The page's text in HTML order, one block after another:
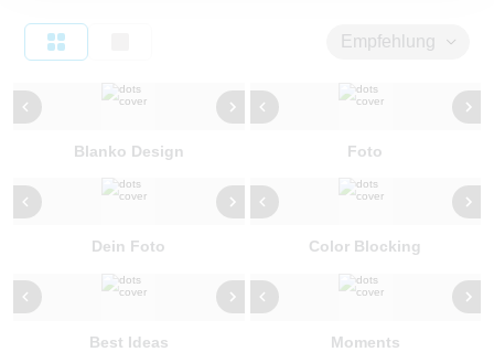
Empfehlung
Blanko Design Foto
Dein Foto Color Blocking
Best Ideas Moments